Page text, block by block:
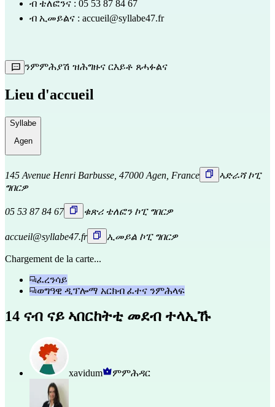
ብ ቴለፎንና : 05 53 87 84 67
ብ ኢመይልና : accueil@syllabe47.fr
ንምምሕያሽ ዝሕግዙና ርእይቶ ጸሓፉልና
Lieu d'accueil
Syllabe
Agen
145 Avenue Henri Barbusse, 47000 Agen, France
ኣድራሻ ኮፒ
ግበርዎ
05 53 87 84 67 ቁጽሪ ቴለፎን ኮፒ ግበርዎ
accueil@syllabe47.fr ኢመይል ኮፒ ግበርዎ
Chargement de la carte...
ፈረንሳይ
ወግዓዊ ዲፕሎማ አርክብ ፈተና ንምሕላፍ
14 ናብ ናይ ኣበርከትቲ መደብ ተላኢኹ
xavidum ምምሕዳር